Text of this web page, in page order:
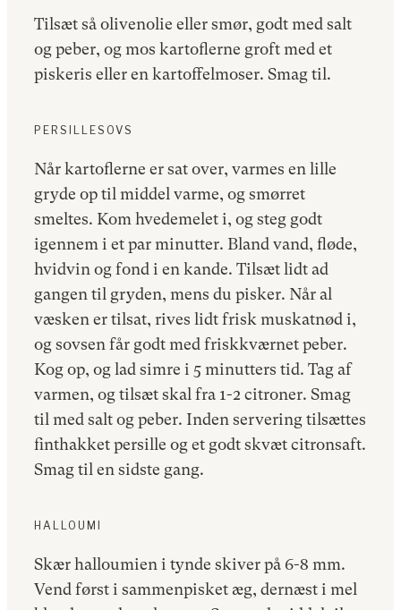
Tilsæt så olivenolie eller smør, godt med salt
og peber, og mos kartoflerne groft med et
piskeris eller en kartoffelmoser. Smag til.
PERSILLESOVS
Når kartoflerne er sat over, varmes en lille
gryde op til middel varme, og smørret
smeltes. Kom hvedemelet i, og steg godt
igennem i et par minutter. Bland vand, fløde,
hvidvin og fond i en kande. Tilsæt lidt ad
gangen til gryden, mens du pisker. Når al
væsken er tilsat, rives lidt frisk muskatnød i,
og sovsen får godt med friskkværnet peber.
Kog op, og lad simre i 5 minutters tid. Tag af
varmen, og tilsæt skal fra 1-2 citroner. Smag
til med salt og peber. Inden servering tilsættes
finthakket persille og et godt skvæt citronsaft.
Smag til en sidste gang.
HALLOUMI
Skær halloumien i tynde skiver på 6-8 mm.
Vend først i sammen­pisket æg, dernæst i mel